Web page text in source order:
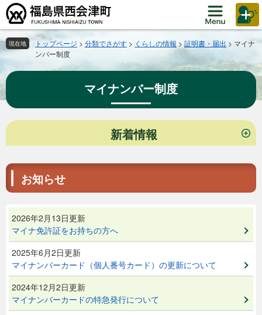
ペ
ー
ジ
の
先
で
す。
メ
ニ
ュ
ー
を
ば
し
て
文
現在地 トップページ > 分類でさがす > くらしの情報 > 証明書・届出 > マイナ
ンバー制度
マイナンバー制度
本
新着情報
お知らせ
2026年2月13日更新
マイナ免許証をお持ちの方へ
2025年6月2日更新
マイナンバーカード（個人番号カード）の更新について
2024年12月2日更新
マイナンバーカードの特急発行について